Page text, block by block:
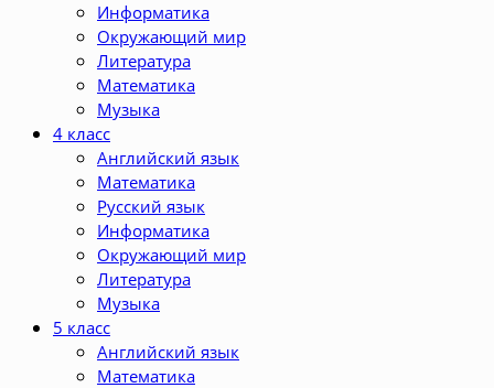
Информатика
Окружающий мир
Литература
Математика
Музыка
4 класс
Английский язык
Математика
Русский язык
Информатика
Окружающий мир
Литература
Музыка
5 класс
Английский язык
Математика